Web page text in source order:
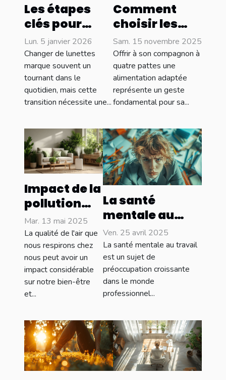
Les étapes
clés pour
s'adapter
parfaitement
à de nouvelles
lunettes
Lun. 5 janvier 2026
Changer de lunettes
marque souvent un
tournant dans le
quotidien, mais cette
transition nécessite une...
Comment
choisir les
meilleures
croquettes
pour le bien-
être de votre
animal ?
Sam. 15 novembre 2025
Offrir à son compagnon à
quatre pattes une
alimentation adaptée
représente un geste
fondamental pour sa...
Impact de la
pollution
intérieure
sur la santé
et solutions
innovantes
pour un
habitat sain
Mar. 13 mai 2025
La qualité de l'air que
nous respirons chez
nous peut avoir un
impact considérable
sur notre bien-être
et...
La santé
mentale au
travail -
Identifier et
gérer l'anxiété
professionnelle
sans tabou
Ven. 25 avril 2025
La santé mentale au travail
est un sujet de
préoccupation croissante
dans le monde
professionnel...